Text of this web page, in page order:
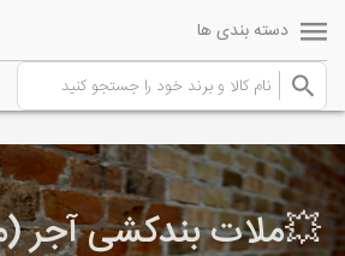
دسته بندی ها